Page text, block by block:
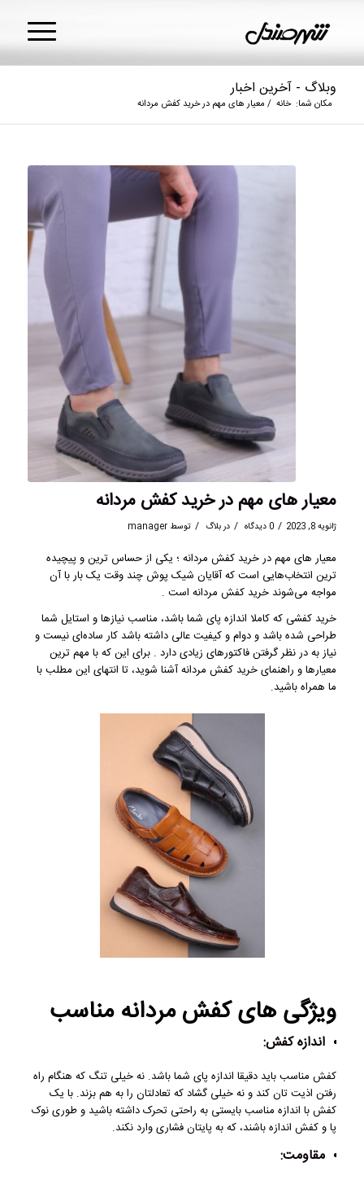
وبلاگ - آخرین اخبار
مکان شما: خانه / معیار های مهم در خرید کفش مردانه
معیار های مهم در خرید کفش مردانه
ژانویه 8, 2023 / 0 دیدگاه / دربلاگ / توسط manager
معیار های مهم در خرید کفش مردانه؛ یکی از حساس ‌ترین و پیچیده
‌ترین انتخاب‌هایی است که آقایان شیک پوش چند وقت یک بار با آن
مواجه می‌شوند خرید کفش مردانه است .
خرید کفشی که کاملا اندازه پای شما باشد، مناسب نیازها و استایل شما
طراحی شده باشد و دوام و کیفیت عالی داشته باشد کار ساده‌ای نیست و
نیاز به در نظر گرفتن فاکتورهای زیادی دارد . برای این که با مهم ترین
معیارها و راهنمای خرید کفش مردانه آشنا شوید، تا انتهای این مطلب با
ما همراه باشید.
ویژگی های کفش مردانه مناسب
اندازه کفش:
کفش مناسب باید دقیقا اندازه پای شما باشد. نه خیلی تنگ که هنگام راه
رفتن اذیت تان کند و نه خیلی گشاد که تعادلتان را به هم بزند. با یک
کفش با اندازه مناسب بایستی به راحتی تحرک داشته باشید و طوری نوک
پا و کفش اندازه باشند، که به پایتان فشاری وارد نکند.
مقاومت: